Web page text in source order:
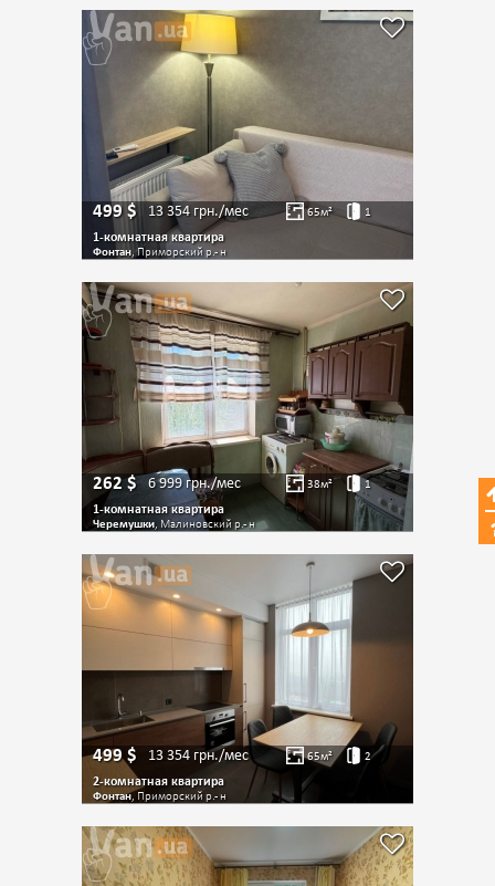
499 $ 13 354 грн./мес 65м² 1
1-комнатная квартира
Фонтан, Приморский р.- н
262$ 6 999грн./мес 38м² 1
1-комнатная квартира
Черемушки, Малиновский р.- н
499$ 13 354 грн./мес 65м² 2
2-комнатная квартира
Фонтан, Приморский р.- н